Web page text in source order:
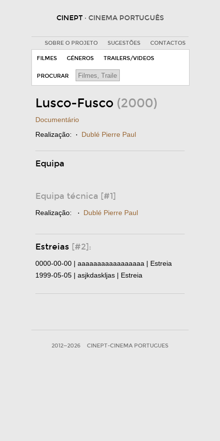
CINEPT · CINEMA PORTUGUÊS
SOBRE O PROJETO SUGESTÕES CONTACTOS
FILMES GÉNEROS TRAILERS/VIDEOS
PROCURAR
Lusco-Fusco (2000)
Documentário
Realização: · Dublé Pierre Paul
Equipa
Equipa técnica [#1]
Realização: · Dublé Pierre Paul
Estreias [#2]:
0000-00-00 | aaaaaaaaaaaaaaaaa | Estreia
1999-05-05 | asjkdaskljas | Estreia
2012—2026 CINEPT-CINEMA PORTUGUES